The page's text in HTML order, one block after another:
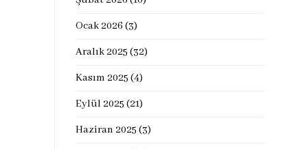
Ocak 2026 (3)
Aralık 2025 (32)
Kasım 2025 (4)
Eylül 2025 (21)
Haziran 2025 (3)